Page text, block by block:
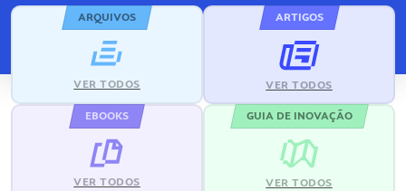
ARQUIVOS
VER TODOS
ARTIGOS
VER TODOS
EBOOKS
VER TODOS
GUIA DE INOVAÇÃO
VER TODOS